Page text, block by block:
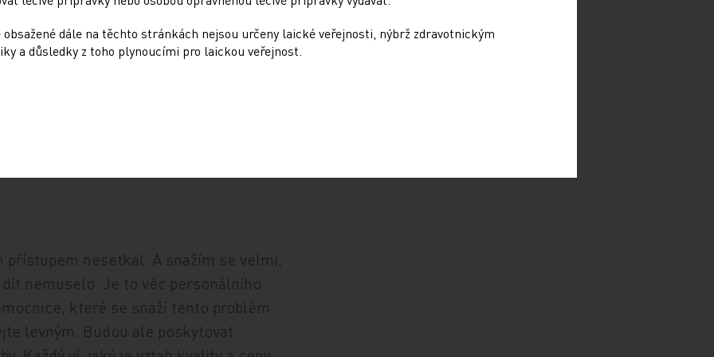
nesetkal. A snažím se velmi,
nemuselo. Je to věc personálního
které se snaží tento problém
levným. Budou ale poskytovat
dále na těchto stránkách nejsou určeny laické veřejnosti, nýbrž zdravotnickým
a důsledky z toho plynoucími pro laickou veřejnost.